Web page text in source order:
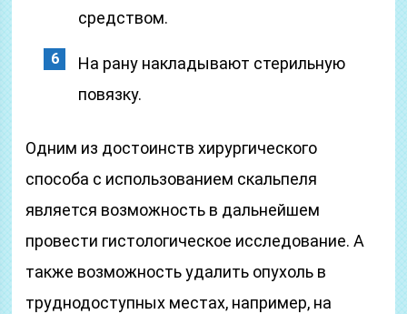
средством.
На рану накладывают стерильную
повязку.
Одним из достоинств хирургического
способа с использованием скальпеля
является возможность в дальнейшем
провести гистологическое исследование. А
также возможность удалить опухоль в
труднодоступных местах, например, на